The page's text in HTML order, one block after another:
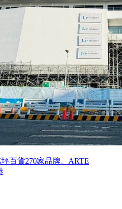
百貨270家品牌、ARTE